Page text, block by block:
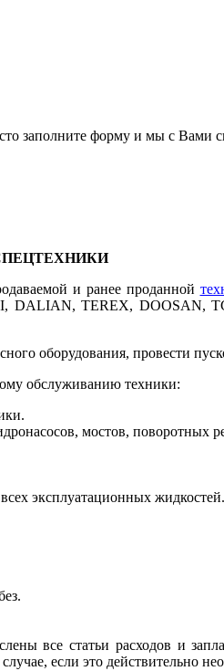
заполните форму и мы с Вами
и ранее проданной
TEREX, DOOSAN,
оборудования, провести
обслуживанию техники:
мостов, поворотных
эксплуатационных жидкостей.
все статьи расходов и
если это действительно